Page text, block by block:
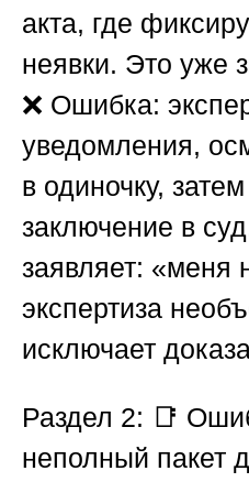
акта, где
неявки. Это уже
❌ Ошибка:
уведомления,
в одиночку,
заключение в
заявляет: «меня
экспертиза
исключает
Раздел 2: 📑
неполный пакет